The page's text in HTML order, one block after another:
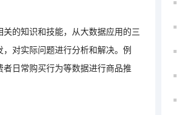
的知识和技能，从大数据应用的三
对实际问题进行分析和解决。例
日常购买行为等数据进行商品推